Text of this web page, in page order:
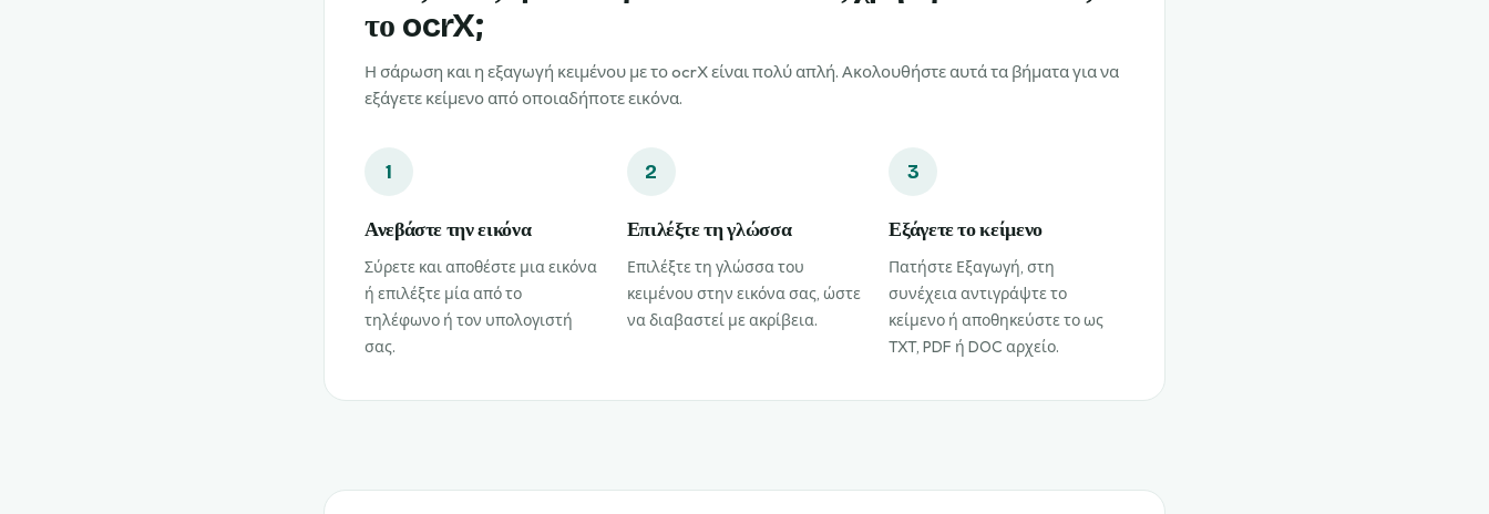
το ocrX;
Η σάρωση και η εξαγωγή κειμένου με το ocrX είναι πολύ απλή. Ακολουθήστε αυτά τα βήματα για να
εξάγετε κείμενο από οποιαδήποτε εικόνα.
1
Ανεβάστε την εικόνα
Σύρετε και αποθέστε μια εικόνα
ή επιλέξτε μία από το
τηλέφωνο ή τον υπολογιστή
σας.
2
Επιλέξτε τη γλώσσα
Επιλέξτε τη γλώσσα του
κειμένου στην εικόνα σας, ώστε
να διαβαστεί με ακρίβεια.
3
Εξάγετε το κείμενο
Πατήστε Εξαγωγή, στη
συνέχεια αντιγράψτε το
κείμενο ή αποθηκεύστε το ως
TXT, PDF ή DOC αρχείο.